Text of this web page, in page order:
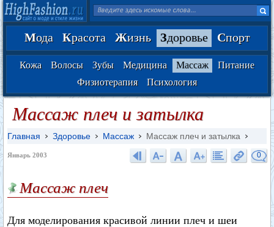
Мода Красота Жизнь Здоровье Спорт
Кожа Волосы Зубы Медицина Массаж
Питание
Физиотерапия
Психология
Массаж плеч и затылка
Главная Здоровье Массаж Массаж плеч и затылка
Январь 2003 0
Массаж плеч
Для моделирования красивой линии плеч и шеи